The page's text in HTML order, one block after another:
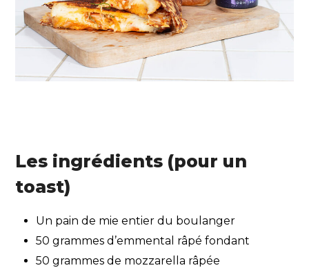
Les ingrédients (pour un
toast)
Un pain de mie entier du boulanger
50 grammes d’emmental râpé fondant
50 grammes de mozzarella râpée